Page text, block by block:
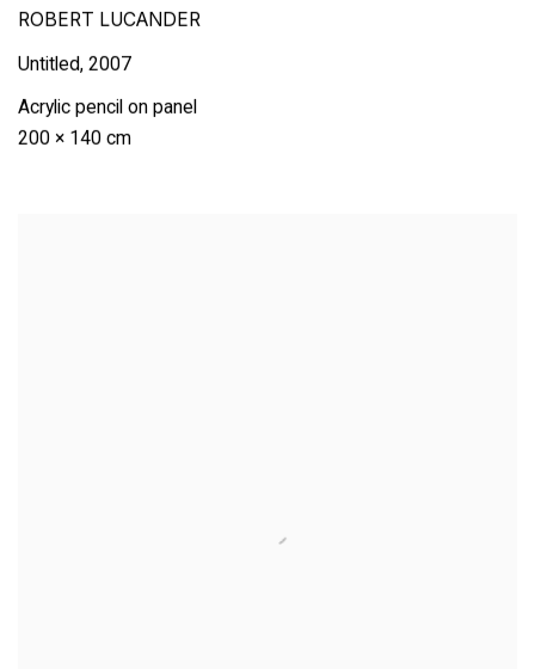
ROBERT LUCANDER
Untitled, 2007
Acrylic pencil on panel
200 × 140 cm